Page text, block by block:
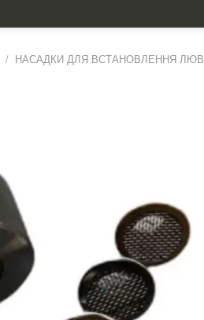
/ НАСАДКИ ДЛЯ ВСТАНОВЛЕННЯ